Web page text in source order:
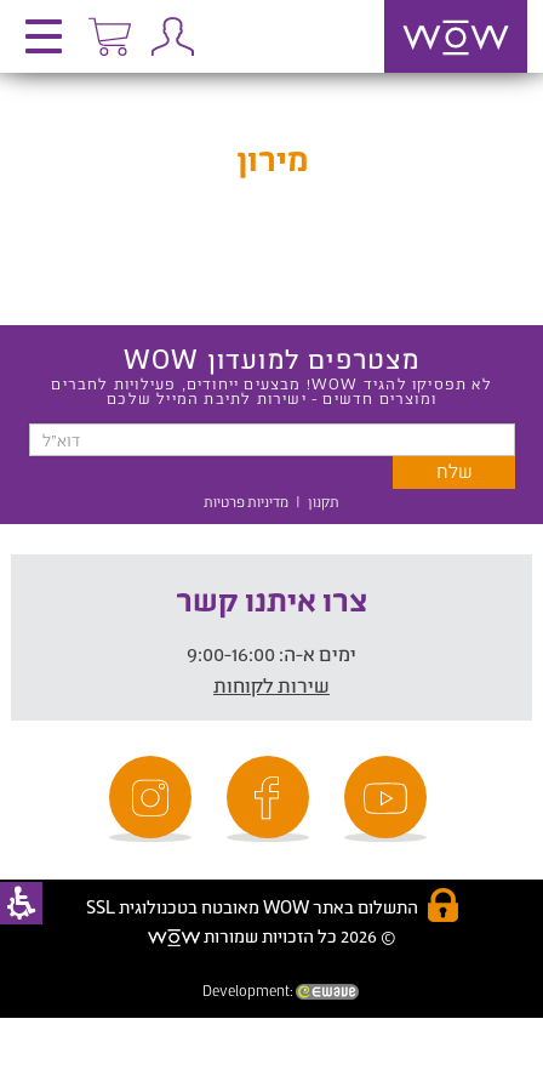
מירון
מצטרפים למועדון WOW
לא תפסיקו להגיד WOW! מבצעים ייחודים, פעילויות לחברים
ומוצרים חדשים - ישירות לתיבת המייל שלכם
תקנון | מדיניות פרטיות
צרו איתנו קשר
ימים א-ה:
שירות לקוחות
התשלום באתר WOW מאובטח בטכנולוגית SSL
© 2026 כל הזכויות שמורות
Development: